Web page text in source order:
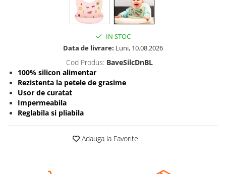
Ingrijire bebe si mama
Accesorii bebelusi / nou-nascuti
Perne si saltele bebelusi
Diversificare bebelusi
Baia bebelusului
Maternitate
Jucarii copii si jocuri educative
Jucarii bebelusi
IN STOC
Data de livrare: Luni, 10.08.2026
Cod Produs: BaveSilcDnBL
100% silicon alimentar
Rezistenta la petele de grasime
Usor de curatat
Impermeabila
Reglabila si pliabila
Adauga la Favorite